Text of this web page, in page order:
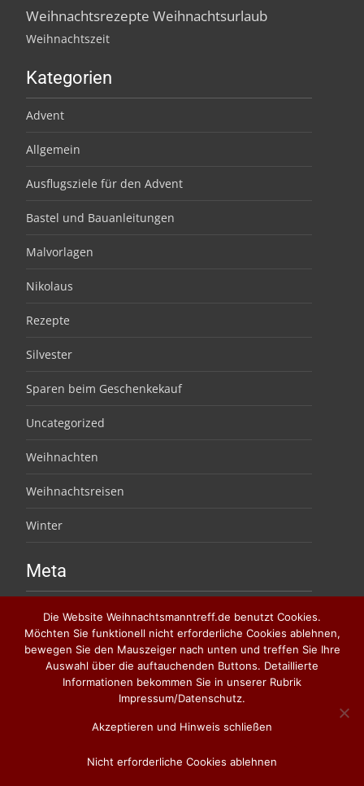
Weihnachtsrezepte Weihnachtsurlaub
Weihnachtszeit
Kategorien
Advent
Allgemein
Ausflugsziele für den Advent
Bastel und Bauanleitungen
Malvorlagen
Nikolaus
Rezepte
Silvester
Sparen beim Geschenkekauf
Uncategorized
Weihnachten
Weihnachtsreisen
Winter
Meta
Eintrags-Feed
Kommentar-Feed
Die Website Weihnachtsmanntreff.de benutzt Cookies.
Möchten Sie funktionell nicht erforderliche Cookies ablehnen,
bewegen Sie den Mauszeiger nach unten und treffen Sie Ihre
Auswahl über die auftauchenden Buttons. Detaillierte
Informationen bekommen Sie in unserer Rubrik
Impressum/Datenschutz.
Akzeptieren und Hinweis schließen
Nicht erforderliche Cookies ablehnen